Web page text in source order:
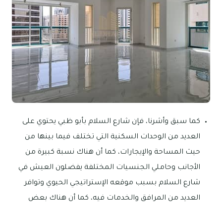
كما سبق وأشرنا، فإن شارع السلام بأبو ظبي يحتوي على
العديد من الوحدات السكنية التي تختلف فيما بينها من
حيث المساحة والإيجارات، كما أن هناك نسبة كبيرة من
الأجانب وحاملي الجنسيات المختلفة يفضلون العيش في
شارع السلام بسبب موقعه الإستراتيجي الحيوي وتوافر
العديد من المرافق والخدمات فيه، كما أن هناك بعض